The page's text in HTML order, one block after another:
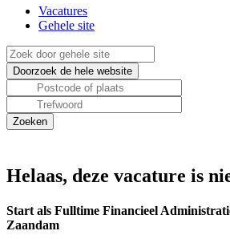
Vacatures
Gehele site
Helaas, deze vacature is
Start als Fulltime Financieel
Zaandam